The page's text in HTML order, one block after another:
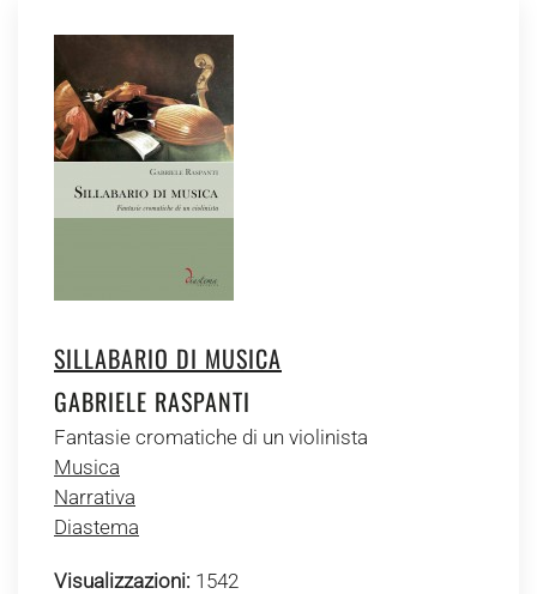
SILLABARIO DI MUSICA
GABRIELE RASPANTI
Fantasie cromatiche di un violinista
Musica
Narrativa
Diastema
Visualizzazioni: 1542